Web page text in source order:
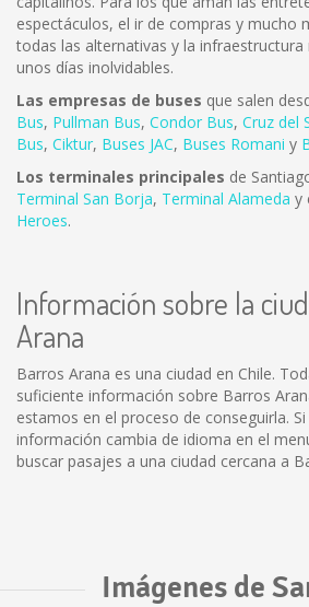
espectáculos, el ir de compras y mucho
todas las alternativas y la infraestructura
unos días inolvidables.
Las empresas de buses que salen
Bus, Pullman Bus, Condor Bus, Cruz del
Bus, Ciktur, Buses JAC, Buses Romani y
Los terminales principales de
Terminal San Borja, Terminal Alameda y
Heroes.
Información sobre la
Arana
Barros Arana es una ciudad en Chile.
suficiente información sobre Barros
estamos en el proceso de conseguirla.
información cambia de idioma en el
buscar pasajes a una ciudad cercana a
Imágenes de